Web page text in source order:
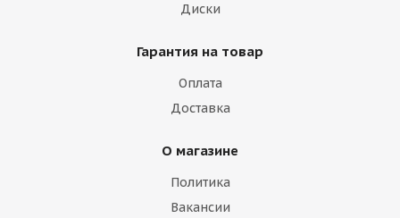
Диски
Гарантия на товар
Оплата
Доставка
О магазине
Политика
Вакансии